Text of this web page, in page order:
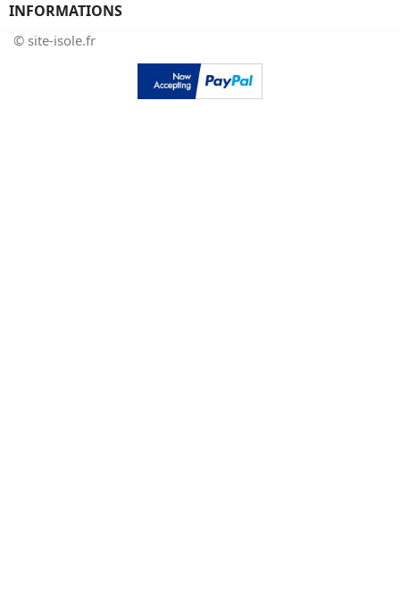
INFORMATIONS
© site-isole.fr